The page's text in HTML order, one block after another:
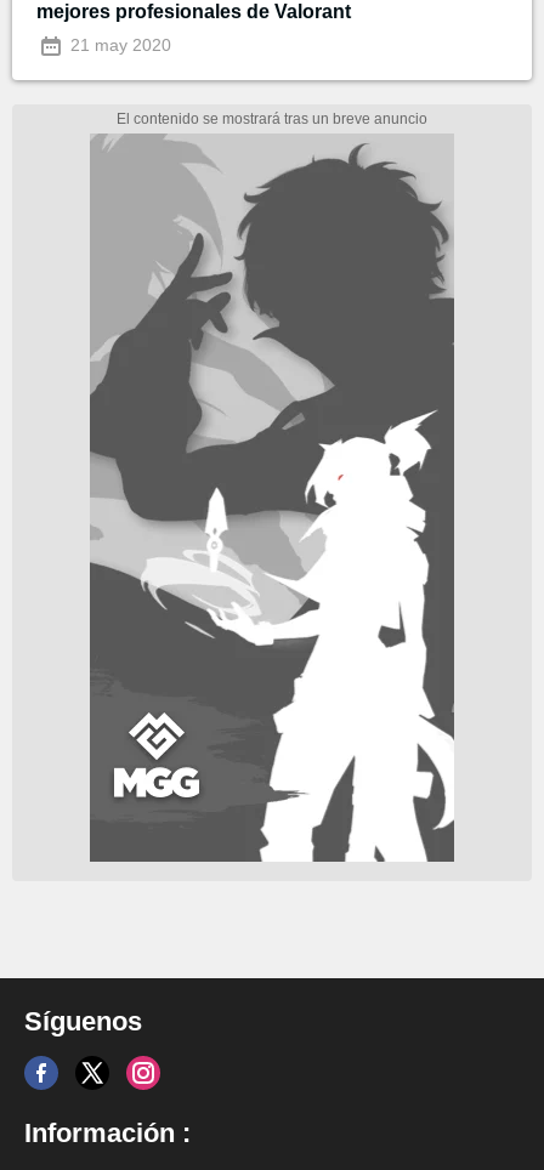
mejores profesionales de Valorant
21 may 2020
Síguenos
Información :